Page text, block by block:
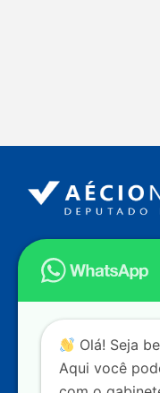
Endereço
Câmara dos
Contato
+55 (61) 3215-
Olá! Seja
Aqui você